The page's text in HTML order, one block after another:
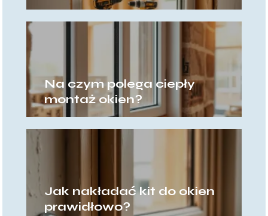
Na czym polega ciepły
montaż okien?
Jak nakładać kit do okien
prawidłowo?